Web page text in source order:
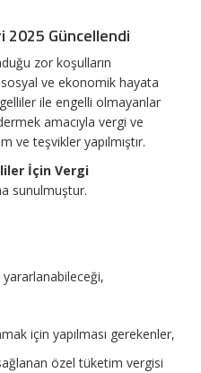
2025 Güncellendi
zor koşulların
ve ekonomik hayata
ile engelli olmayanlar
amacıyla vergi ve
ve teşvikler yapılmıştır.
İçin Vergi
sunulmuştur.
için yapılması gerekenler,
özel tüketim vergisi